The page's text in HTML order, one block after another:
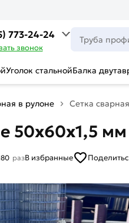
773-24-24
звонок
Уголок стальнойБалка
в рулоне Сетка
50х60х1,5
разВ избранные